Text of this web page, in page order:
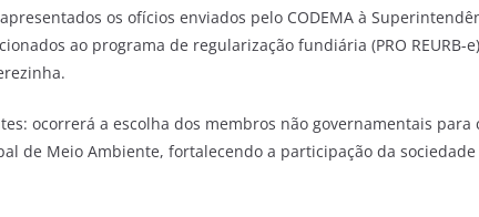
os ofícios enviados pelo CODEMA à
ao programa de regularização fundiária (PRO REURB-
ocorrerá a escolha dos membros não governamentais para
de Meio Ambiente, fortalecendo a participação da